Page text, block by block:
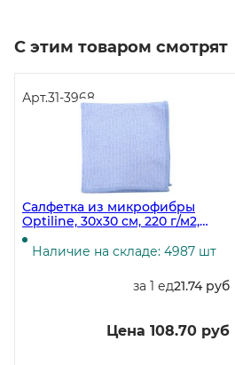
С этим товаром смотрят
Арт.31-3968
Салфетка из микрофибры
Optiline, 30х30 см, 220 г/м2,
голубая, 5 штук
Наличие на складе: 4987 шт
за 1 ед21.74 руб
Цена 108.70 руб